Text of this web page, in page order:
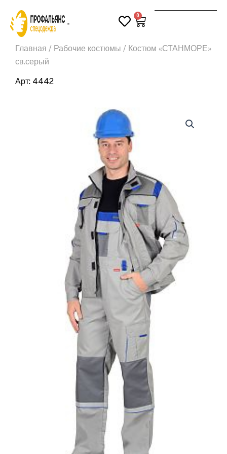
содержимому
0
Корзина
Главная / Рабочие костюмы / Костюм «СТАНМОРЕ»
св.серый
Арт: 4442